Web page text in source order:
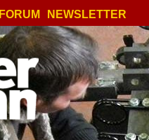
FORUM NEWSLETTER